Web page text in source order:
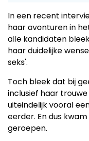
In een recent
haar avonturen in
alle kandidaten
haar duidelijke
seks'.
Toch bleek dat bij
inclusief haar
uiteindelijk vooral
eerder. En dus
geroepen.